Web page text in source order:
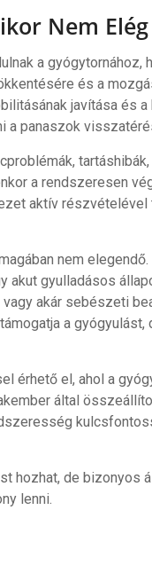
Nem
a gyógytornához,
és a
javítása és
a panaszok
a rendszeresen
aktív részvételével
nem
akut gyulladásos
akár sebészeti
a gyógyulást,
érhető el, ahol a
által
hozhat, de bizonyos
lenni.